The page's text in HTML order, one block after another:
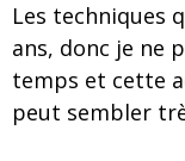
Les techniques
ans, donc je ne
temps et cette
peut sembler